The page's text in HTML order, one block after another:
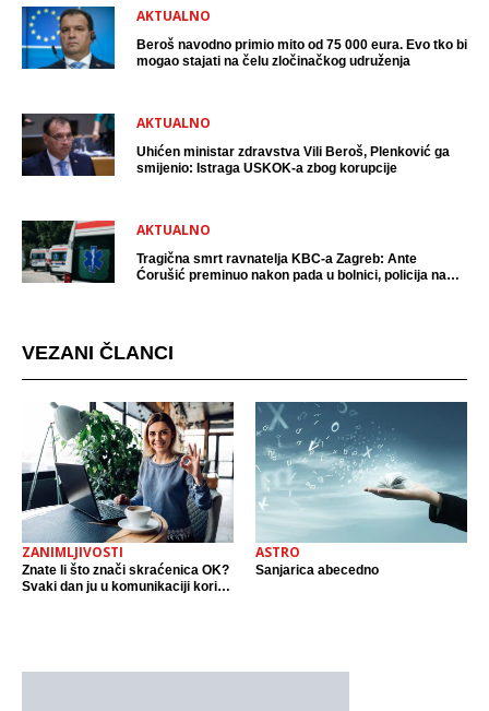
AKTUALNO
Beroš navodno primio mito od 75 000 eura. Evo tko bi
mogao stajati na čelu zločinačkog udruženja
AKTUALNO
Uhićen ministar zdravstva Vili Beroš, Plenković ga
smijenio: Istraga USKOK-a zbog korupcije
AKTUALNO
Tragična smrt ravnatelja KBC-a Zagreb: Ante
Ćorušić preminuo nakon pada u bolnici, policija na
VEZANI ČLANCI
ZANIMLJIVOSTI
Znate li što znači skraćenica OK?
Svaki dan ju u komunikaciji koristi
ASTRO
Sanjarica abecedno